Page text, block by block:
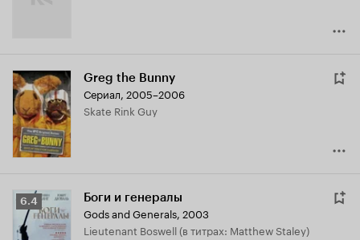
Greg the Bunny
Сериал, 2005–2006
Skate Rink Guy
Рейтинг
Кинопоиска
6.4
6.4 Боги и генералы
Gods and Generals, 2003
Lieutenant Boswell (в титрах: Matthew Staley)